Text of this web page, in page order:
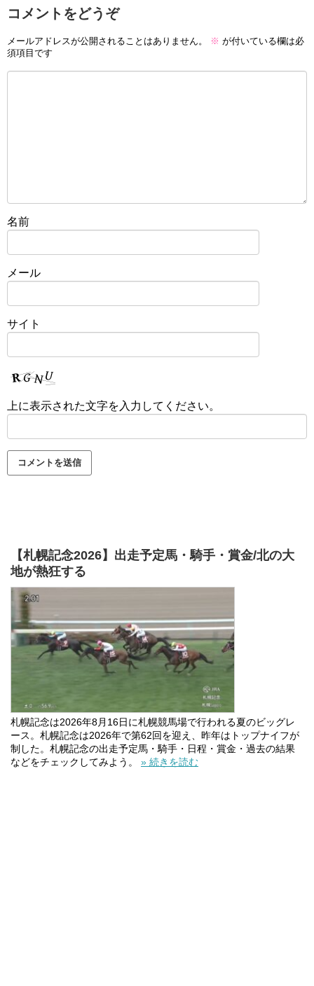
コメントをどうぞ
メールアドレスが公開されることはありません。 ※ が付いている欄は必
須項目です
名前
メール
サイト
上に表示された文字を入力してください。
【札幌記念2026】出走予定馬・騎手・賞金/北の大
地が熱狂する
札幌記念は2026年8月16日に札幌競馬場で行われる夏のビッグレ
ース。札幌記念は2026年で第62回を迎え、昨年はトップナイフが
制した。札幌記念の出走予定馬・騎手・日程・賞金・過去の結果
などをチェックしてみよう。 » 続きを読む